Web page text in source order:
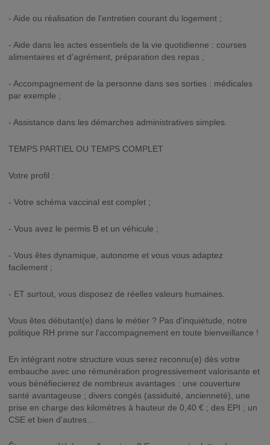
- Aide ou réalisation de l'entretien courant du logement ;
- Aide dans les actes essentiels de la vie quotidienne : courses
alimentaires et d'agrément, préparation des repas ;
- Accompagnement de la personne dans ses sorties : médicales
par exemple ;
- Assistance dans les démarches administratives simples.
TEMPS PARTIEL OU TEMPS COMPLET
Votre profil :
- Votre schéma vaccinal est complet ;
- Vous avez le permis B et un véhicule ;
- Vous êtes dynamique, autonome et vous vous adaptez
facilement ;
- ET surtout, vous disposez de réelles valeurs humaines.
Vous êtes débutant(e) dans le métier ? Pas d'inquiétude, notre
politique RH prime sur l'accompagnement en toute bienveillance !
En intégrant notre structure vous serez reconnu(e) dès votre
embauche avec une rémunération progressivement valorisante et
vous bénéfiecierez de nombreux avantages : une couverture
santé avantageuse ; divers congés (assiduité, ancienneté), une
prise en charge des kilomètres à hauteur de 0,40 € ; des EPI ; un
CSE et bien d'autres…